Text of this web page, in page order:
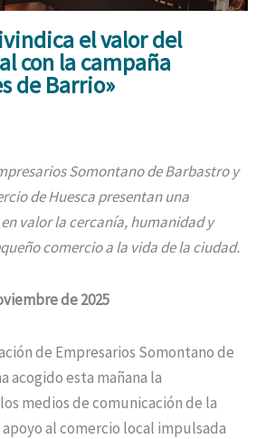
el valor del
con la campaña
de Barrio»
Somontano de Barbastro y
de Huesca presentan una
valor la cercanía, humanidad y
comercio a la vida de la ciudad.
de 2025
de Empresarios Somontano de
acogido esta mañana la
medios de comunicación de la
al comercio local impulsada